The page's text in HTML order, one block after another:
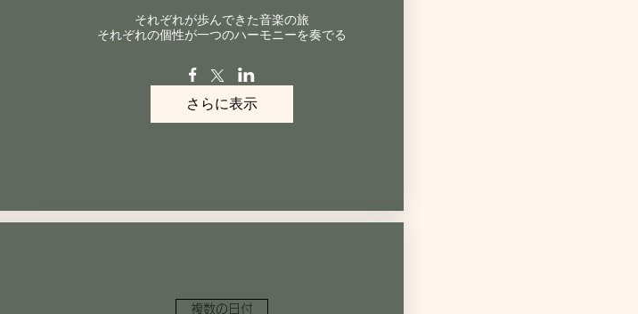
それぞれが歩んできた音楽の旅
それぞれの個性が一つのハーモニーを奏でる
さらに表示
複数の日付